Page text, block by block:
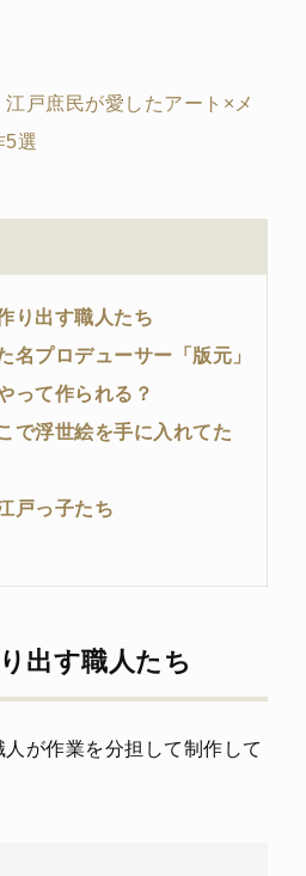
江戸庶民が愛したアート×メ
5選
り出す職人たち
名プロデューサー「版元」
って作られる？
で浮世絵を手に入れてた
戸っ子たち
出す職人たち
が作業を分担して制作して